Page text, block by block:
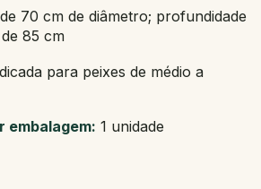
70 cm de diâmetro; profundidade
85 cm
para peixes de médio a
embalagem: 1 unidade